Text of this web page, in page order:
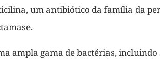
um antibiótico da família da
ampla gama de bactérias, incluindo